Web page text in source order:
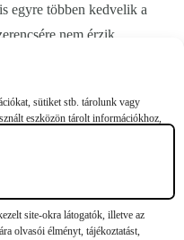
sütiket stb. tárolunk vagy
eszközön tárolt információkhoz,
eszköz által küldött alapvető
és tartalmak nyújtásához,
valamint termékek
site-okra látogatók, illetve az
olvasói élményt, tájékoztatást,
egyre többen kedvelik a
nem érzik